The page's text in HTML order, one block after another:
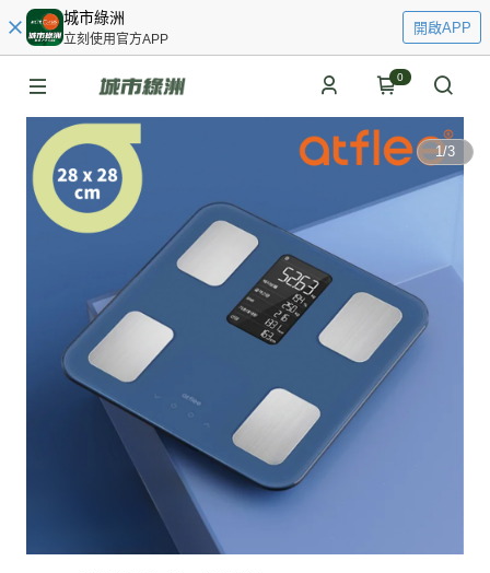
城市綠洲
立刻使用官方APP
開啟APP
0
1/3